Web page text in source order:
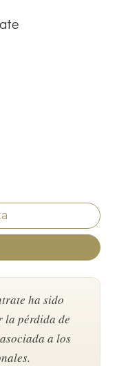
ha sido
pérdida de
a los